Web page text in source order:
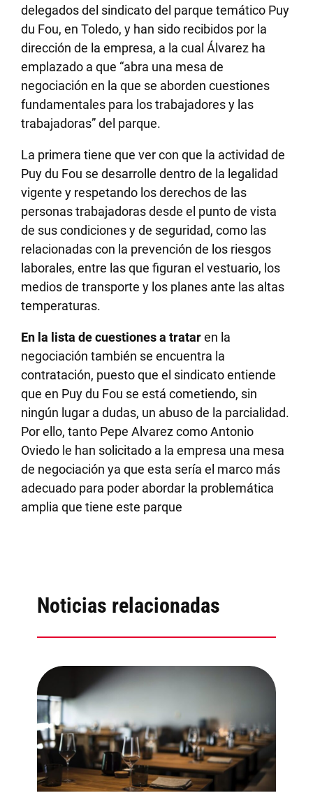
delegados del sindicato del parque temático Puy
du Fou, en Toledo, y han sido recibidos por la
dirección de la empresa, a la cual Álvarez ha
emplazado a que “abra una mesa de
negociación en la que se aborden cuestiones
fundamentales para los trabajadores y las
trabajadoras” del parque.
La primera tiene que ver con que la actividad de
Puy du Fou se desarrolle dentro de la legalidad
vigente y respetando los derechos de las
personas trabajadoras desde el punto de vista
de sus condiciones y de seguridad, como las
relacionadas con la prevención de los riesgos
laborales, entre las que figuran el vestuario, los
medios de transporte y los planes ante las altas
temperaturas.
En la lista de cuestiones a trataren la
negociación también se encuentra la
contratación, puesto que el sindicato entiende
que en Puy du Fou se está cometiendo, sin
ningún lugar a dudas, un abuso de la parcialidad.
Por ello, tanto Pepe Alvarez como Antonio
Oviedo le han solicitado a la empresa una mesa
de negociación ya que esta sería el marco más
adecuado para poder abordar la problemática
amplia que tiene este parque
Noticias relacionadas